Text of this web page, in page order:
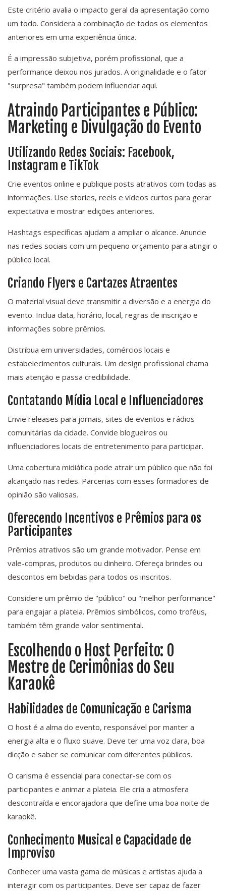
Este critério avalia o impacto geral da apresentação como
um todo. Considera a combinação de todos os elementos
anteriores em uma experiência única.
É a impressão subjetiva, porém profissional, que a
performance deixou nos jurados. A originalidade e o fator
"surpresa" também podem influenciar aqui.
Atraindo Participantes e Público:
Marketing e Divulgação do Evento
Utilizando Redes Sociais: Facebook,
Instagram e TikTok
Crie eventos online e publique posts atrativos com todas as
informações. Use stories, reels e vídeos curtos para gerar
expectativa e mostrar edições anteriores.
Hashtags específicas ajudam a ampliar o alcance. Anuncie
nas redes sociais com um pequeno orçamento para atingir o
público local.
Criando Flyers e Cartazes Atraentes
O material visual deve transmitir a diversão e a energia do
evento. Inclua data, horário, local, regras de inscrição e
informações sobre prêmios.
Distribua em universidades, comércios locais e
estabelecimentos culturais. Um design profissional chama
mais atenção e passa credibilidade.
Contatando Mídia Local e Influenciadores
Envie releases para jornais, sites de eventos e rádios
comunitárias da cidade. Convide blogueiros ou
influenciadores locais de entretenimento para participar.
Uma cobertura midiática pode atrair um público que não foi
alcançado nas redes. Parcerias com esses formadores de
opinião são valiosas.
Oferecendo Incentivos e Prêmios para os
Participantes
Prêmios atrativos são um grande motivador. Pense em
vale-compras, produtos ou dinheiro. Ofereça brindes ou
descontos em bebidas para todos os inscritos.
Considere um prêmio de "público" ou "melhor performance"
para engajar a plateia. Prêmios simbólicos, como troféus,
também têm grande valor sentimental.
Escolhendo o Host Perfeito: O
Mestre de Cerimônias do Seu
Karaokê
Habilidades de Comunicação e Carisma
O host é a alma do evento, responsável por manter a
energia alta e o fluxo suave. Deve ter uma voz clara, boa
dicção e saber se comunicar com diferentes públicos.
O carisma é essencial para conectar-se com os
participantes e animar a plateia. Ele cria a atmosfera
descontraída e encorajadora que define uma boa noite de
karaokê.
Conhecimento Musical e Capacidade de
Improviso
Conhecer uma vasta gama de músicas e artistas ajuda a
interagir com os participantes. Deve ser capaz de fazer